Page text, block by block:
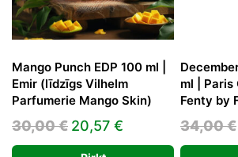
Mango Punch EDP 100 ml |
Emir (līdzīgs Vilhelm
Parfumerie Mango Skin)
30,00€ Original
price
20,57 €
price
ml |
Fenty by
34,00€